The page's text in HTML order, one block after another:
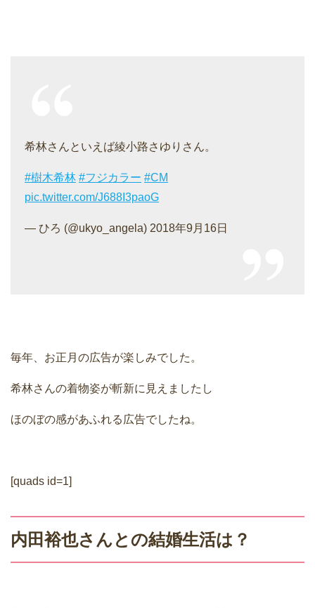
希林さんといえば綾小路さゆりさん。
#樹木希林 #フジカラー #CM
pic.twitter.com/J688I3paoG
— ひろ (@ukyo_angela) 2018年9月16日
毎年、お正月の広告が楽しみでした。
希林さんの着物姿が斬新に見えましたし
ほのぼの感があふれる広告でしたね。
[quads id=1]
内田裕也さんとの結婚生活は？